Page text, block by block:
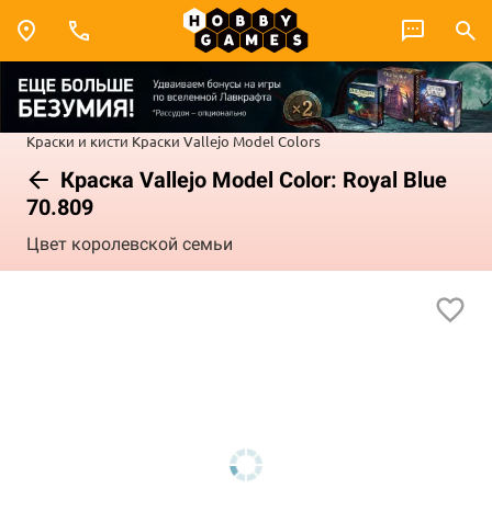
Краски и кисти Краски Vallejo Model Colors
Краска Vallejo Model Color: Royal Blue
70.809
Цвет королевской семьи